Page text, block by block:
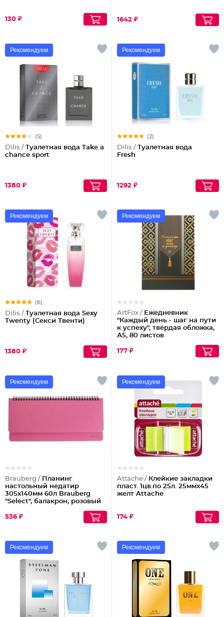
130 ₽ 1642 ₽
Рекомендуем
(5)
Dilis / Туалетная вода Take a
chance sport
1380 ₽
Рекомендуем
(2)
Dilis / Туалетная вода
Fresh
1292 ₽
Рекомендуем
(6)
Dilis / Туалетная вода Sexy
Twenty (Секси Твенти)
1380 ₽
Рекомендуем
ArtFox / Ежедневник
"Каждый день - шаг на пути
к успеху", твёрдая обложка,
А5, 80 листов
177 ₽
Рекомендуем
Brauberg / Планинг
настольный недатир
305x140мм 60л Brauberg
"Select", балакрон, розовый
536 ₽
Рекомендуем
Attache / Клейкие закладки
пласт. 1цв.по 25л. 25ммх45
желт Attache
174 ₽
Рекомендуем Рекомендуем